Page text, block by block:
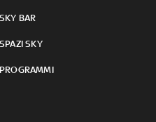
SKY BAR
SPAZI SKY
PROGRAMMI